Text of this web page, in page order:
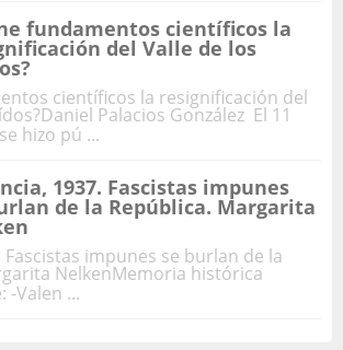
fundamentos científicos la
del Valle de los
científicos la resignificación del
Palacios González El 11
hizo pú ...
1937. Fascistas impunes
de la República. Margarita
Fascistas impunes se burlan de la
NelkenMemoria histórica
-Valen ...